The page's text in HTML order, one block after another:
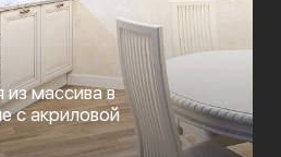
из массива в
c акриловой